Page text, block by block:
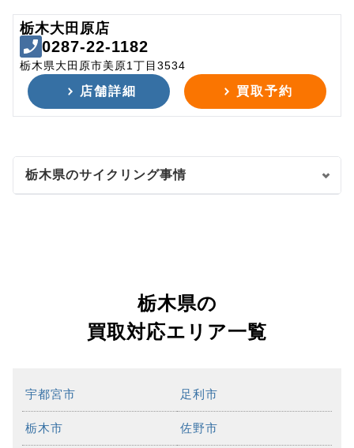
栃木大田原店
0287-22-1182
栃木県大田原市美原1丁目3534
店舗詳細 買取予約
栃木県のサイクリング事情
栃木県の
買取対応エリア一覧
宇都宮市 足利市
栃木市 佐野市